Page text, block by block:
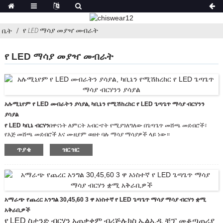
ቤት የ LED ማሳያ መያዣ መብራት
የ LED ማሳያ መያዣ መብራት
አሉሚኒየም የ LED መብራትን ያሳያል, ካቢኔን የሚሽከረከር የ LED ጌጣጌጥ ማሳያ ብርሃንን
ያሳያል
የ LED ካቢኔ ብርሃንበዋናነት ለምርት አብርኆት የሚያገለግለው በጌጣጌጥ መሸጫ መደብሮች፣
የእጅ መሸጫ መደብሮች እና ሙዚየም ወዘተ ባሉ ማሳያ ማሳያዎች ላይ ነው።
ሞዴል: CHIA-8426-14W
የቀለም ሙቀት: 3000 ኪ / 4500 ኪ / 6500 ኪ
በDC12V መንቀሳቀስ አለበት።
የ LED ቆሞ መብራት XPE CREE LED ቺፕ መቆጣጠሪያን ይጠቀማል ወደ መብራት ጠረጴዛ
ላይ የጌጣጌጥ ማሳያ መያዣ LED መብራት ፣ ስማርት ሰዓት እና ፋሽን ልብስ ፣ እና የማሳያ
ማቆሚያውን መትከል በጣም ቀላል እና ለስላሳ ነው ፣ አንጸባራቂ ብሩህ አከባቢን በመጨመር እና
የሰዎችን ትኩረት ይስባል።
ጥያቄ ዝርዝር
አማራጭ የጨረር አንግል 30,45,60 3 ዋ አነስተኛ የ LED ጌጣጌጥ ማሳያ ማሳያ ብርሃን ቋሚ
አቅራቢዎች
የ LED ስታንድ ብርሃን አጠቃቀም ብሪጅሉክስ ኤልኢዲ ቺፕ መቆጣጠሪያ